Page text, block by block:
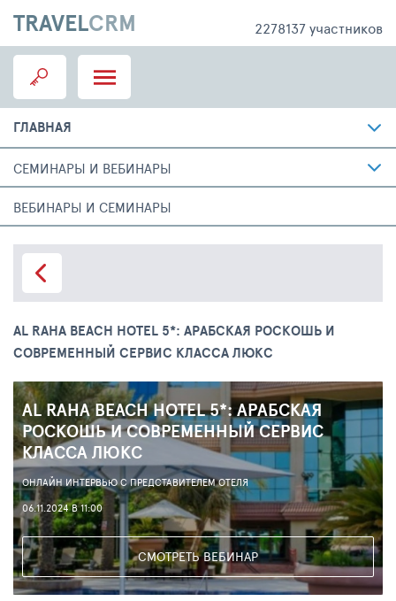
TRAVELCRM 2278137 участников
ГЛАВНАЯ
СЕМИНАРЫ И ВЕБИНАРЫ
ВЕБИНАРЫ И СЕМИНАРЫ
AL RAHA BEACH HOTEL 5*: АРАБСКАЯ РОСКОШЬ И
СОВРЕМЕННЫЙ СЕРВИС КЛАССА ЛЮКС
AL RAHA BEACH HOTEL 5*: АРАБСКАЯ
РОСКОШЬ И СОВРЕМЕННЫЙ СЕРВИС
КЛАССА ЛЮКС
ОНЛАЙН ИНТЕРВЬЮ С ПРЕДСТАВИТЕЛЕМ ОТЕЛЯ
06.11.2024 В 11:00
СМОТРЕТЬ ВЕБИНАР